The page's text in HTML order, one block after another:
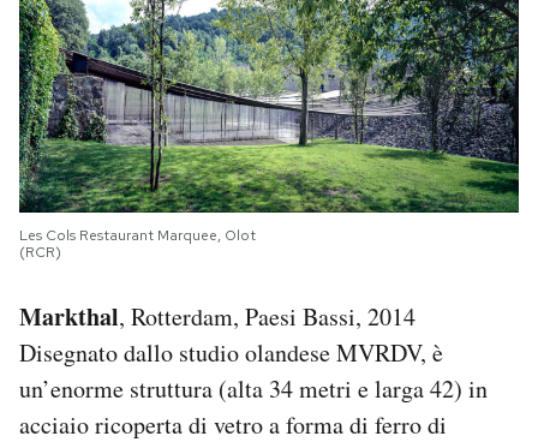
Les Cols Restaurant Marquee, Olot
(RCR)
Markthal, Rotterdam, Paesi Bassi, 2014
Disegnato dallo studio olandese MVRDV, è
un’enorme struttura (alta 34 metri e larga 42) in
acciaio ricoperta di vetro a forma di ferro di